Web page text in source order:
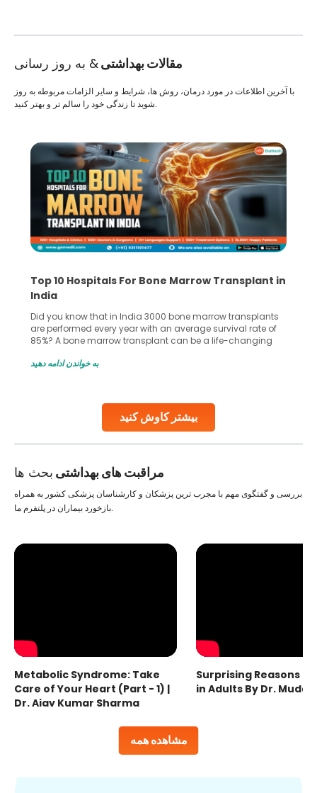
مقالات بهداشتی& به روز رسانی
بیشتر کاوش کنید
با آخرین اطلاعات در مورد درمان، روش ها، شرایط و سایر الزامات مربوطه به روز
شوید تا زندگی خود را سالم تر و بهتر کنید.
Top 10 Hospitals For Bone Marrow Transplant in
India
Did you know that in India 3000 bone marrow transplants
are performed every year with an average survival rate of
85%? A bone marrow transplant can be a life-changing
make all the difference. India has some of the world’s
به خواندن ادامه دهید
مراقبت های بهداشتی بحث ها
مشاهده همه
بررسی و گفتگوی مهم با مجرب ترین پزشکان و کارشناسان پزشکی کشور به همراه
بازخورد بیماران در پلتفرم ما.
Metabolic Syndrome: Take
Care of Your Heart (Part - 1) |
Dr. Ajay Kumar Sharma
Surprising Reasons
in Adults By Dr.